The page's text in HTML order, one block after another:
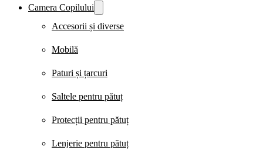
Camera Copilului
Accesorii și diverse
Mobilă
Paturi și țarcuri
Saltele pentru pătuț
Protecții pentru pătuț
Lenjerie pentru pătuț